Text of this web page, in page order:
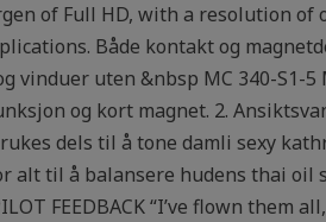
of Full HD, with a resolution
Både kontakt og
vinduer uten &nbsp MC 340-
og kort magnet. 2.
dels til å tone damli sexy
alt til å balansere hudens thai oil
FEEDBACK “I’ve flown them